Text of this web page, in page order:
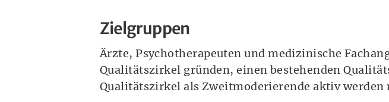
Zielgruppen
Ärzte, Psychotherapeuten und medizinische
Qualitätszirkel gründen, einen bestehenden
Qualitätszirkel als Zweitmoderierende aktiv werden